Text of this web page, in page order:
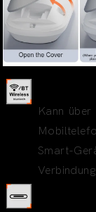
Kann
Smart-